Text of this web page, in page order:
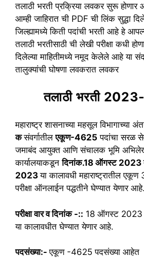
तलाठी भरती प्रक्रिया लवकर सुरू होणार
आम्ही जाहिरात ची PDF ची लिंक सुद्धा
जिल्ह्यामध्ये किती पदांची भरती आहे हे
तलाठी भरतीसाठी ची लेखी परीक्षा कधी
दिलेल्या माहितीमध्ये नमूद केलेले आहे या
तालुक्यांची घोषणा लवकरात लवकर
तलाठी भरती 2023-
महाराष्ट्र शासनाच्या महसूल विभागाच्या
कसंवर्गातीलएकूण-4625 पदांचा सरळ
जमाबंद आयुक्त आणि संचालक भूमि अभिलेख
कार्यालयाकडूनदिनांक.18 ऑगस्ट 2023
2023या कालावधी महाराष्ट्रातील एकूण
परीक्षा ऑनलाईन पद्धतीने घेण्यात येणार आहे.
परीक्षा वार व दिनांक -:: 18 ऑगस्ट 2023
या कालावधीत घेण्यात येणार आहे.
पदसंख्या:-एकूण -4625 पदसंख्या आहेत